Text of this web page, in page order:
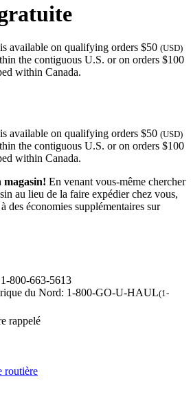
is available on qualifying orders $50 (USD)
the contiguous U.S. or on orders $100
within Canada.
is available on qualifying orders $50 (USD)
the contiguous U.S. or on orders $100
within Canada.
magasin! En venant vous-même chercher
au lieu de la faire expédier chez vous,
des économies supplémentaires sur
800-663-5613
du Nord: 1-800-GO-U-HAUL(1-
rappelé
routière